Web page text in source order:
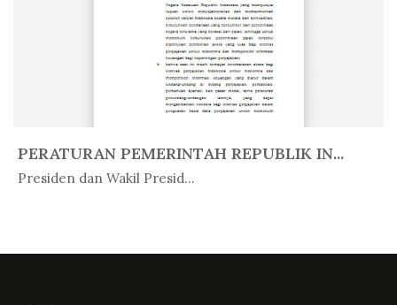
PERATURAN PEMERINTAH REPUBLIK IN...
Presiden dan Wakil Presid...
In Peratur...